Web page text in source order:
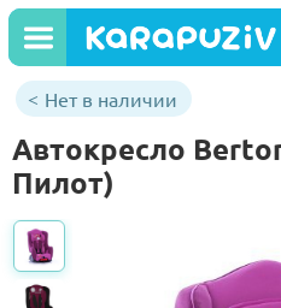
Нет в наличии
Автокресло
Пилот)